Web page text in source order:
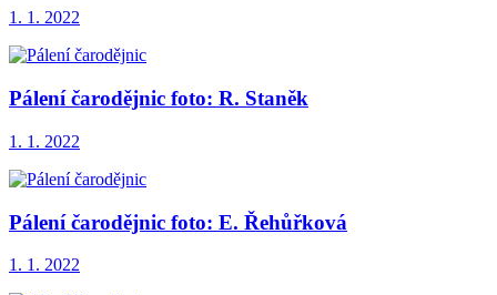
1. 1. 2022
Pálení čarodějnic foto: R. Staněk
1. 1. 2022
Pálení čarodějnic foto: E. Řehůřková
1. 1. 2022